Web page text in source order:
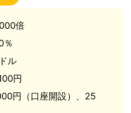
倍
％
ル
円
円（口座開設）、25